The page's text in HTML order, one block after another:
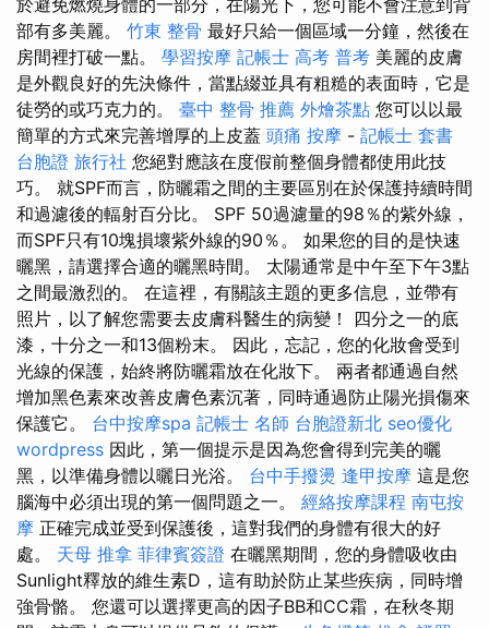
於避免燃燒身體的一部分，在陽光下，您可能不會注意到背
部有多美麗。 竹東 整骨 最好只給一個區域一分鐘，然後在
房間裡打破一點。 學習按摩 記帳士 高考 普考 美麗的皮膚
是外觀良好的先決條件，當點綴並具有粗糙的表面時，它是
徒勞的或巧克力的。 臺中 整骨 推薦 外燴茶點 您可以以最
簡單的方式來完善增厚的上皮蓋 頭痛 按摩 - 記帳士 套書
台胞證 旅行社 您絕對應該在度假前整個身體都使用此技
巧。 就SPF而言，防曬霜之間的主要區別在於保護持續時間
和過濾後的輻射百分比。 SPF 50過濾量的98％的紫外線，
而SPF只有10塊損壞紫外線的90％。 如果您的目的是快速
曬黑，請選擇合適的曬黑時間。 太陽通常是中午至下午3點
之間最激烈的。 在這裡，有關該主題的更多信息，並帶有
照片，以了解您需要去皮膚科醫生的病變！ 四分之一的底
漆，十分之一和13個粉末。 因此，忘記，您的化妝會受到
光線的保護，始終將防曬霜放在化妝下。 兩者都通過自然
增加黑色素來改善皮膚色素沉著，同時通過防止陽光損傷來
保護它。 台中按摩spa 記帳士 名師 台胞證新北 seo優化
wordpress 因此，第一個提示是因為您會得到完美的曬
黑，以準備身體以曬日光浴。 台中手撥燙 逢甲按摩 這是您
腦海中必須出現的第一個問題之一。 經絡按摩課程 南屯按
摩 正確完成並受到保護後，這對我們的身體有很大的好
處。 天母 推拿 菲律賓簽證 在曬黑期間，您的身體吸收由
Sunlight釋放的維生素D，這有助於防止某些疾病，同時增
強骨骼。 您還可以選擇更高的因子BB和CC霜，在秋冬期